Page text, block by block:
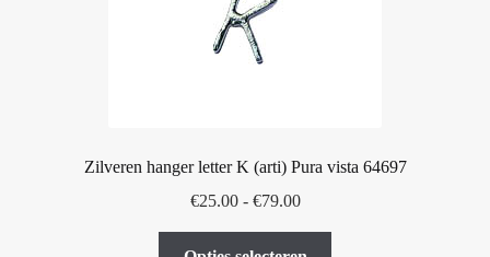
Zilveren hanger letter K (arti) Pura vista 64697
€25.00 - €79.00Prijsklasse: